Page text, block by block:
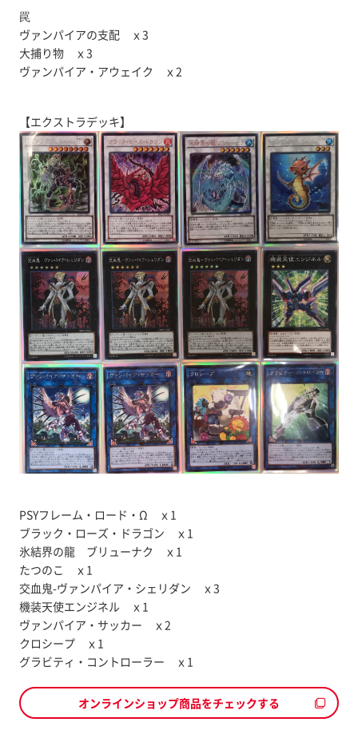
罠
ヴァンパイアの支配 ｘ3
大捕り物 ｘ3
ヴァンパイア・アウェイク ｘ2
【エクストラデッキ】
PSYフレーム・ロード・Ω ｘ1
ブラック・ローズ・ドラゴン ｘ1
氷結界の龍 ブリューナク ｘ1
たつのこ ｘ1
交血鬼-ヴァンパイア・シェリダン ｘ3
機装天使エンジネル ｘ1
ヴァンパイア・サッカー ｘ2
クロシープ ｘ1
グラビティ・コントローラー ｘ1
オンラインショップ商品をチェックする